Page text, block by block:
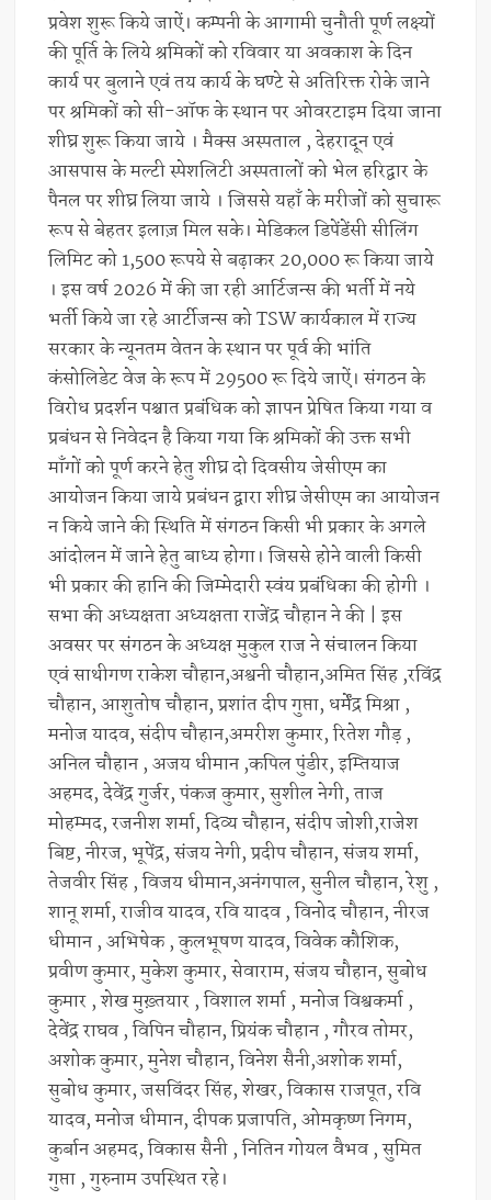
प्रवेश शुरू किये जाऐं। कम्पनी के आगामी चुनौती पूर्ण लक्ष्यों
की पूर्ति के लिये श्रमिकों को रविवार या अवकाश के दिन
कार्य पर बुलाने एवं तय कार्य के घण्टे से अतिरिक्त रोके जाने
पर श्रमिकों को सी-ऑफ के स्थान पर ओवरटाइम दिया जाना
शीघ्र शुरू किया जाये । मैक्स अस्पताल , देहरादून एवं
आसपास के मल्टी स्पेशलिटी अस्पतालों को भेल हरिद्वार के
पैनल पर शीघ्र लिया जाये । जिससे यहाँ के मरीजों को सुचारू
रूप से बेहतर इलाज़ मिल सके। मेडिकल डिपेंडेंसी सीलिंग
लिमिट को 1,500 रूपये से बढ़ाकर 20,000 रू किया जाये
। इस वर्ष 2026 में की जा रही आर्टिजन्स की भर्ती में नये
भर्ती किये जा रहे आर्टीजन्स को TSW कार्यकाल में राज्य
सरकार के न्यूनतम वेतन के स्थान पर पूर्व की भांति
कंसोलिडेट वेज के रूप में 29500 रू दिये जाऐं। संगठन के
विरोध प्रदर्शन पश्चात प्रबंधिक को ज्ञापन प्रेषित किया गया व
प्रबंधन से निवेदन है किया गया कि श्रमिकों की उक्त सभी
माँगों को पूर्ण करने हेतु शीघ्र दो दिवसीय जेसीएम का
आयोजन किया जाये प्रबंधन द्वारा शीघ्र जेसीएम का आयोजन
न किये जाने की स्थिति में संगठन किसी भी प्रकार के अगले
आंदोलन में जाने हेतु बाध्य होगा। जिससे होने वाली किसी
भी प्रकार की हानि की जिम्मेदारी स्वंय प्रबंधिका की होगी ।
सभा की अध्यक्षता अध्यक्षता राजेंद्र चौहान ने की | इस
अवसर पर संगठन के अध्यक्ष मुकुल राज ने संचालन किया
एवं साथीगण राकेश चौहान,अश्वनी चौहान,अमित सिंह ,रविंद्र
चौहान, आशुतोष चौहान, प्रशांत दीप गुप्ता, धर्मेंद्र मिश्रा ,
मनोज यादव, संदीप चौहान,अमरीश कुमार, रितेश गौड़ ,
अनिल चौहान , अजय धीमान ,कपिल पुंडीर, इम्तियाज
अहमद, देवेंद्र गुर्जर, पंकज कुमार, सुशील नेगी, ताज
मोहम्मद, रजनीश शर्मा, दिव्य चौहान, संदीप जोशी,राजेश
बिष्ट, नीरज, भूपेंद्र, संजय नेगी, प्रदीप चौहान, संजय शर्मा,
तेजवीर सिंह , विजय धीमान,अनंगपाल, सुनील चौहान, रेशु ,
शानू शर्मा, राजीव यादव, रवि यादव , विनोद चौहान, नीरज
धीमान , अभिषेक , कुलभूषण यादव, विवेक कौशिक,
प्रवीण कुमार, मुकेश कुमार, सेवाराम, संजय चौहान, सुबोध
कुमार , शेख मुख़्तयार , विशाल शर्मा , मनोज विश्वकर्मा ,
देवेंद्र राघव , विपिन चौहान, प्रियंक चौहान , गौरव तोमर,
अशोक कुमार, मुनेश चौहान, विनेश सैनी,अशोक शर्मा,
सुबोध कुमार, जसविंदर सिंह, शेखर, विकास राजपूत, रवि
यादव, मनोज धीमान, दीपक प्रजापति, ओमकृष्ण निगम,
कुर्बान अहमद, विकास सैनी , नितिन गोयल वैभव , सुमित
गुप्ता , गुरुनाम उपस्थित रहे।